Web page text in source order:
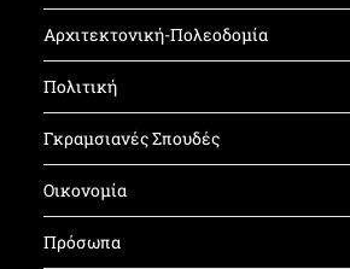
Αρχιτεκτονική-Πολεοδομία
Πολιτική
Γκραμσιανές Σπουδές
Οικονομία
Πρόσωπα